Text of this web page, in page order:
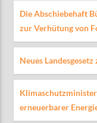
Die Abschiebehaft
zur Verhütung von
Neues
erneuerbarer